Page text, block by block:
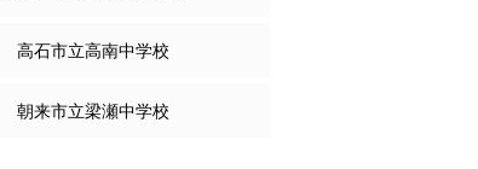
高石市立高南中学校
朝来市立梁瀬中学校